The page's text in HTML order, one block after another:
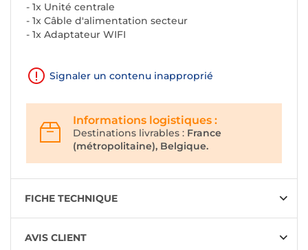
- 1x Unité centrale
- 1x Câble d'alimentation secteur
- 1x Adaptateur WIFI
Signaler un contenu inapproprié
Informations logistiques :
Destinations livrables : France
(métropolitaine), Belgique.
FICHE TECHNIQUE
AVIS CLIENT